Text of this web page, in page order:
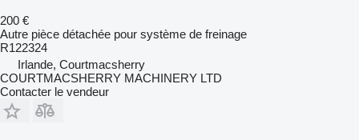
200 €
Autre pièce détachée pour système de freinage
R122324
Irlande, Courtmacsherry
COURTMACSHERRY MACHINERY LTD
Contacter le vendeur